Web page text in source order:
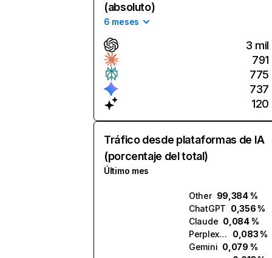
(absoluto)
6 meses
3 mil
791
775
737
120
Tráfico desde plataformas de IA
(porcentaje del total)
Último mes
Other 99,384 %
ChatGPT 0,356 %
Claude 0,084 %
Perplexity
0,083 %
Gemini 0,079 %